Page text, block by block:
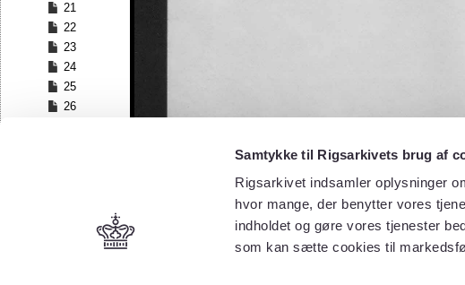
Samtykke til Rigsarkivets brug af
Rigsarkivet indsamler oplysninger
hvor mange, der benytter vores
indholdet og gøre vores tjenester
som kan sætte cookies til
21
22
23
24
25
26